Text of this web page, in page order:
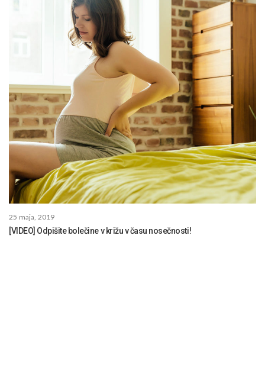
25 maja, 2019
[VIDEO] Odpišite bolečine v križu v času nosečnosti!